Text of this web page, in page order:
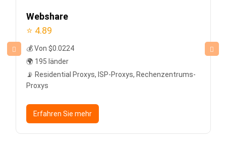
Webshare
⭐ 4.89
💰 Von $0.0224
🌍 195 länder
📡 Residential Proxys, ISP-Proxys, Rechenzentrums-
Proxys
Erfahren Sie mehr